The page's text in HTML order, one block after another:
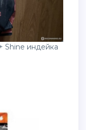
Shine индейка